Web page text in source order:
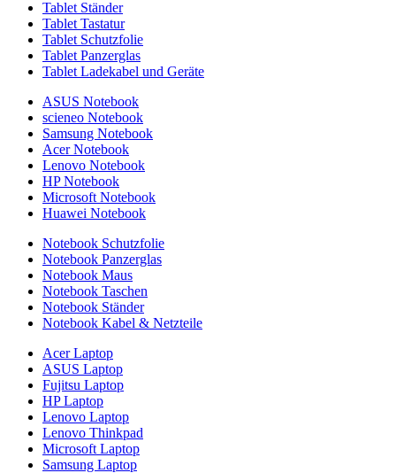
Tablet Ständer
Tablet Tastatur
Tablet Schutzfolie
Tablet Panzerglas
Tablet Ladekabel und Geräte
ASUS Notebook
scieneo Notebook
Samsung Notebook
Acer Notebook
Lenovo Notebook
HP Notebook
Microsoft Notebook
Huawei Notebook
Notebook Schutzfolie
Notebook Panzerglas
Notebook Maus
Notebook Taschen
Notebook Ständer
Notebook Kabel & Netzteile
Acer Laptop
ASUS Laptop
Fujitsu Laptop
HP Laptop
Lenovo Laptop
Lenovo Thinkpad
Microsoft Laptop
Samsung Laptop